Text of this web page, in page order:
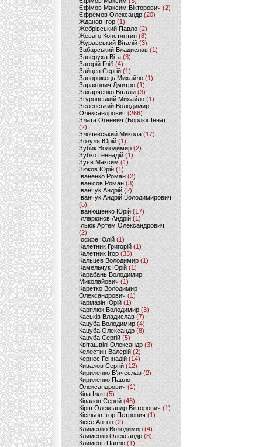
Єфімов Максим Вікторович (2)
Єфремов Олександр (20)
Жданов Ігор (1)
Жебрівський Павло (2)
Жеваго Констянтин (8)
Журавський Віталій (3)
Забарський Владислав (1)
Заверуха Віта (3)
Загорій Гліб (4)
Зайцев Сергій(1)
Запорожець Михайло (1)
Зарахович Дмитро (1)
Захарченко Віталій (3)
Згуровський Михайло (1)
Зеленський Володимир
Олександрович (266)
Злата Огневич (Бордюг Інна)
(2)
Злочевський Микола(17)
Зозуля Юрій (1)
Зубик Володимир (2)
Зубко Геннадій (1)
Зуєв Максим(1)
Зюков Юрій (1)
Іваненко Роман (2)
Іванісов Роман (3)
Іванчук Андрій(2)
Іванчук Андрій Володимирович
(5)
Іванющенко Юрій (17)
Ілларіонов Андрій (1)
Ільюк Артем Олександрович
(2)
Іоффе Юлій (1)
Калетник Григорій(1)
Калетник Ігор (33)
Кальцев Володимир(1)
Камельчук Юрій (1)
Карабань Володимир
Миколайович (1)
Каретко Володимир
Олександрович (1)
Кармазін Юрій(1)
Карплюк Володимир(3)
Каськів Владислав (7)
Кацуба Володимир (4)
Кацуба Олександр (8)
Кацуба Сергій (5)
Квіташвілі Олександр(3)
Келестин Валерій(2)
Кернес Геннадій (14)
Кивалов Сергій (12)
Кириленко В’ячеслав (2)
Кириленко Павло
Олександрович (1)
Ківа Ілля (5)
Ківалов Сергій(46)
Кірш Олександр Вікторович (1)
Кісільов Ігор Петрович (1)
Кіссе Антон (2)
Клименко Володимир(4)
Клименко Олександр (8)
Климець Павло (1)